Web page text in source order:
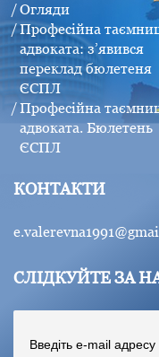
Огляди
Професійна
адвоката: з’явився
переклад бюлетеня
ЄСПЛ
Професійна
адвоката. Бюлетень
ЄСПЛ
КОНТАКТИ
СЛІДКУЙТЕ ЗА